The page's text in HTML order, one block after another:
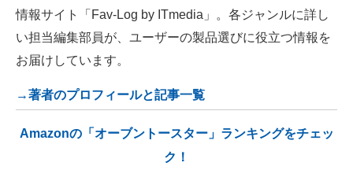
情報サイト「Fav-Log by ITmedia」。各ジャンルに詳し
い担当編集部員が、ユーザーの製品選びに役立つ情報を
お届けしています。
→著者のプロフィールと記事一覧
Amazonの「オーブントースター」ランキングをチェッ
ク！